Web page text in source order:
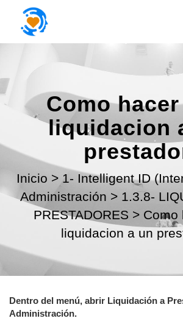
EntradaComo
liquidacion
Inicio > 1- Intelligent ID
Administración > 1.3.8-
PRESTADORES > Como
liquidacion a un
Dentro del menú, abrir Liquidación a
Administración.